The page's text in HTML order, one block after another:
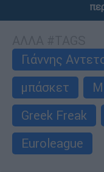
Γιάννης
μπάσκετ
Greek Freak
Euroleague